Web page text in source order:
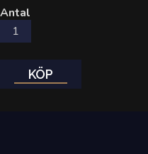
Antal
KÖP